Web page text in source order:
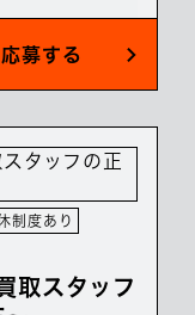
応募する
制度あり
取スタッフ